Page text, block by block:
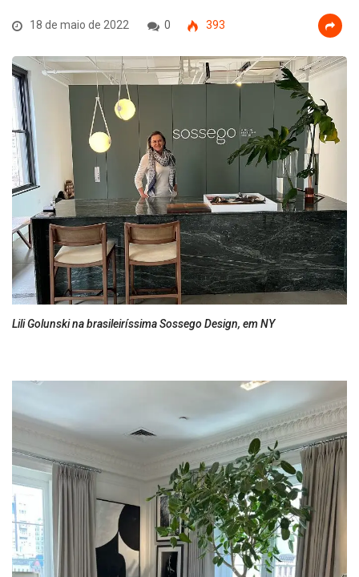
18 de maio de 2022 0 393
Lili Golunski na brasileiríssima Sossego Design, em NY